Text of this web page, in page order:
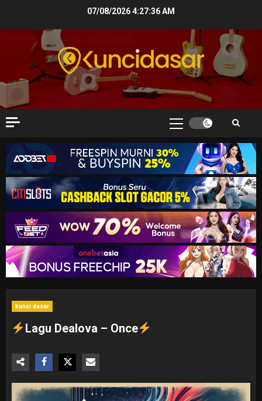
07/08/20264:27:37 AM
Primary
kunci dasar
Lagu Dealova – Once